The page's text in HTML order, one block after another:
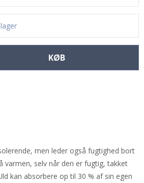
KØB
men leder også fugtighed bort
varmen, selv når den er fugtig, takket
kan absorbere op til 30 % af sin egen